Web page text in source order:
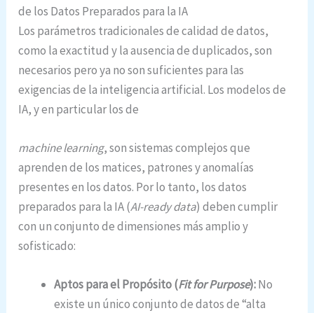
de los Datos Preparados para la IA
Los parámetros tradicionales de calidad de datos,
como la exactitud y la ausencia de duplicados, son
necesarios pero ya no son suficientes para las
exigencias de la inteligencia artificial. Los modelos de
IA, y en particular los de
machine learning, son sistemas complejos que
aprenden de los matices, patrones y anomalías
presentes en los datos. Por lo tanto, los datos
preparados para la IA (AI-ready data) deben cumplir
con un conjunto de dimensiones más amplio y
sofisticado:
Aptos para el Propósito (Fit for Purpose):No
existe un único conjunto de datos de “alta